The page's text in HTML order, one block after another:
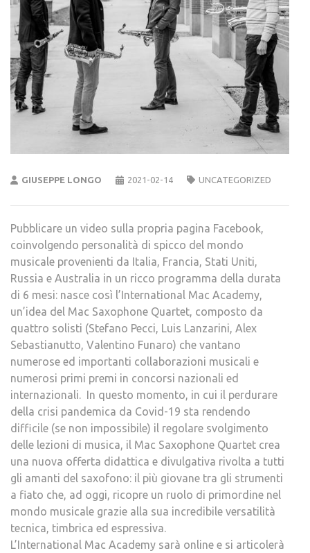
GIUSEPPE LONGO 2021-02-14 UNCATEGORIZED
Pubblicare un video sulla propria pagina Facebook,
coinvolgendo personalità di spicco del mondo
musicale provenienti da Italia, Francia, Stati Uniti,
Russia e Australia in un ricco programma della durata
di 6 mesi: nasce così l’International Mac Academy,
un’idea del Mac Saxophone Quartet, composto da
quattro solisti (Stefano Pecci, Luis Lanzarini, Alex
Sebastianutto, Valentino Funaro) che vantano
numerose ed importanti collaborazioni musicali e
numerosi primi premi in concorsi nazionali ed
internazionali. In questo momento, in cui il perdurare
della crisi pandemica da Covid-19 sta rendendo
difficile (se non impossibile) il regolare svolgimento
delle lezioni di musica, il Mac Saxophone Quartet crea
una nuova offerta didattica e divulgativa rivolta a tutti
gli amanti del saxofono: il più giovane tra gli strumenti
a fiato che, ad oggi, ricopre un ruolo di primordine nel
mondo musicale grazie alla sua incredibile versatilità
tecnica, timbrica ed espressiva.
L’International Mac Academy sarà online e si articolerà